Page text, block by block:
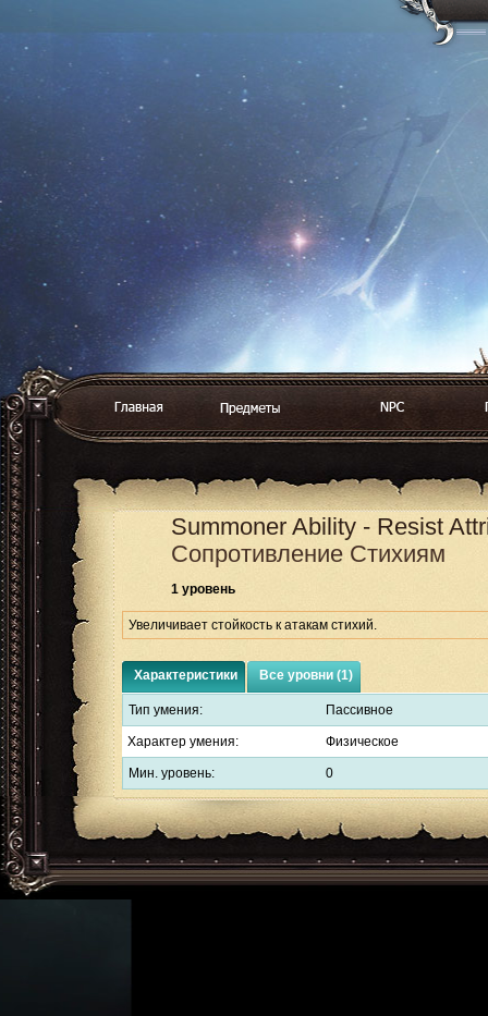
Summoner Ability - Resist
Сопротивление Стихиям
1 уровень
Увеличивает стойкость к атакам стихий.
Характеристики Все уровни (1)
Тип умения: Пассивное
Характер умения: Физическое
Мин. уровень: 0